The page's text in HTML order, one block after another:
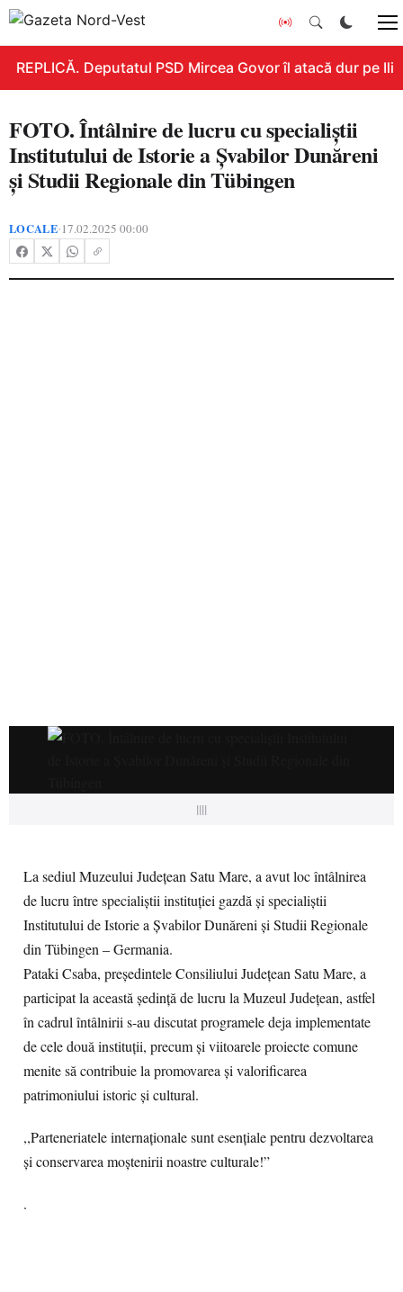
REPLICĂ. Deputatul PSD Mircea Govor îl atacă dur pe
FOTO. Întâlnire de lucru cu specialiștii
Institutului de Istorie a Șvabilor Dunăreni
și Studii Regionale din Tübingen
LOCALE•17.02.2025 00:00
||||
La sediul Muzeului Județean Satu Mare, a avut loc întâlnirea
de lucru între specialiștii instituției gazdă și specialiștii
Institutului de Istorie a Șvabilor Dunăreni și Studii Regionale
din Tübingen – Germania.
Pataki Csaba, președintele Consiliului Județean Satu Mare, a
participat la această ședință de lucru la Muzeul Județean, astfel
în cadrul întâlnirii s-au discutat programele deja implementate
de cele două instituții, precum și viitoarele proiecte comune
menite să contribuie la promovarea și valorificarea
patrimoniului istoric și cultural.
,,Parteneriatele internaționale sunt esențiale pentru dezvoltarea
și conservarea moștenirii noastre culturale!”
.